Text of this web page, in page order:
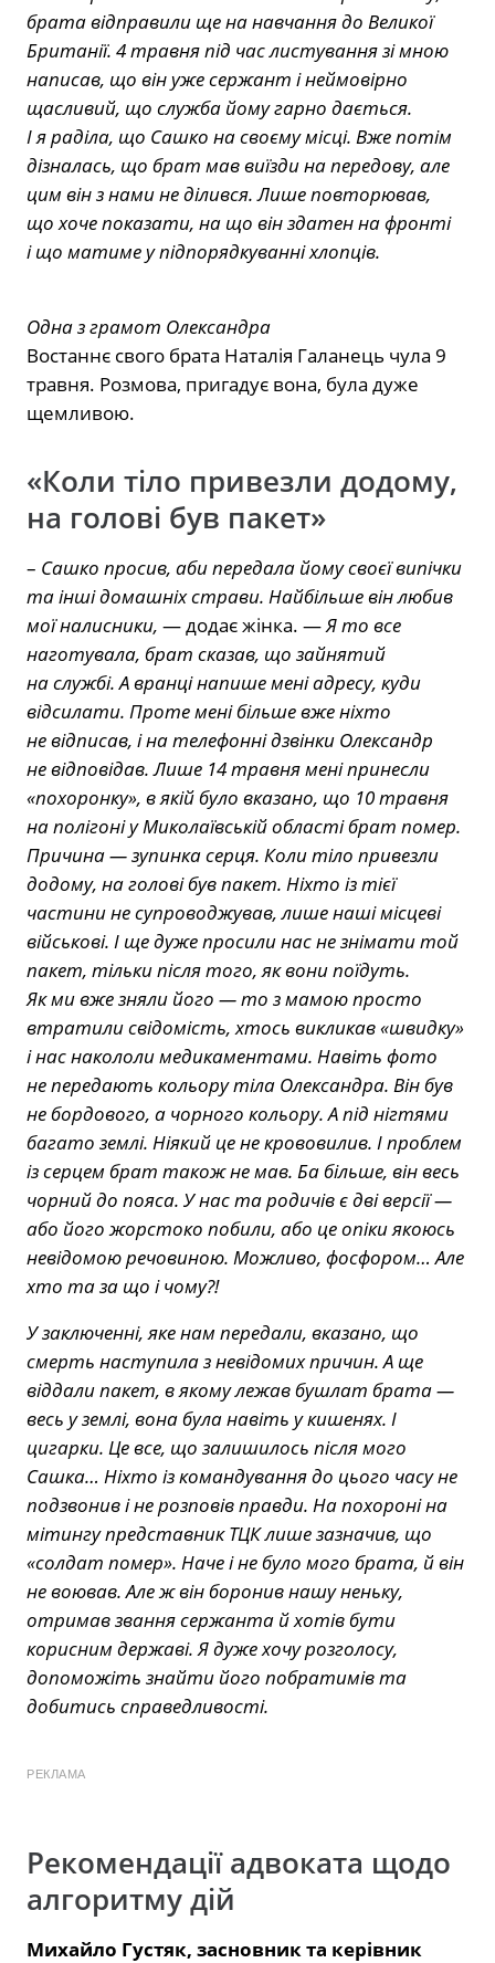
брата відправили ще на навчання до Великої
Британії. 4 травня під час листування зі мною
написав, що він уже сержант і неймовірно
щасливий, що служба йому гарно дається.
І я раділа, що Сашко на своєму місці. Вже потім
дізналась, що брат мав виїзди на передову, але
цим він з нами не ділився. Лише повторював,
що хоче показати, на що він здатен на фронті
і що матиме у підпорядкуванні хлопців.
Одна з грамот Олександра
Востаннє свого брата Наталія Галанець чула 9
травня. Розмова, пригадує вона, була дуже
щемливою.
«Коли тіло привезли додому,
на голові був пакет»
– Сашко просив, аби передала йому своєї випічки
та інші домашніх страви. Найбільше він любив
мої налисники, — додає жінка. —Я то все
наготувала, брат сказав, що зайнятий
на службі. А вранці напише мені адресу, куди
відсилати. Проте мені більше вже ніхто
не відписав, і на телефонні дзвінки Олександр
не відповідав. Лише 14 травня мені принесли
«похоронку», в якій було вказано, що 10 травня
на полігоні у Миколаївській області брат помер.
Причина — зупинка серця. Коли тіло привезли
додому, на голові був пакет. Ніхто із тієї
частини не супроводжував, лише наші місцеві
військові. І ще дуже просили нас не знімати той
пакет, тільки після того, як вони поїдуть.
Як ми вже зняли його — то з мамою просто
втратили свідомість, хтось викликав «швидку»
і нас накололи медикаментами. Навіть фото
не передають кольору тіла Олександра. Він був
не бордового, а чорного кольору. А під нігтями
багато землі. Ніякий це не крововилив. І проблем
із серцем брат також не мав. Ба більше, він весь
чорний до пояса. У нас та родичів є дві версії —
або його жорстоко побили, або це опіки якоюсь
невідомою речовиною. Можливо, фосфором… Але
хто та за що і чому?!
У заключенні, яке нам передали, вказано, що
смерть наступила з невідомих причин. А ще
віддали пакет, в якому лежав бушлат брата —
весь у землі, вона була навіть у кишенях. І
цигарки. Це все, що залишилось після мого
Сашка… Ніхто із командування до цього часу не
подзвонив і не розповів правди. На похороні на
мітингу представник ТЦК лише зазначив, що
«солдат помер». Наче і не було мого брата, й він
не воював. Але ж він боронив нашу неньку,
отримав звання сержанта й хотів бути
корисним державі. Я дуже хочу розголосу,
допоможіть знайти його побратимів та
добитись справедливості.
РЕКЛАМА
Рекомендації адвоката щодо
алгоритму дій
Михайло Густяк, засновник та керівник